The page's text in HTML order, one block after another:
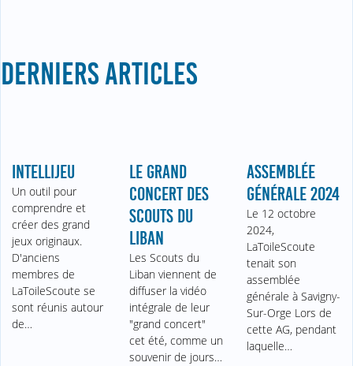
DERNIERS ARTICLES
INTELLIJEU
Un outil pour
comprendre et
créer des grand
jeux originaux.
D'anciens
membres de
LaToileScoute se
sont réunis autour
de…
LE GRAND
CONCERT DES
SCOUTS DU
LIBAN
Les Scouts du
Liban viennent de
diffuser la vidéo
intégrale de leur
"grand concert"
cet été, comme un
souvenir de jours…
ASSEMBLÉE
GÉNÉRALE 2024
Le 12 octobre
2024,
LaToileScoute
tenait son
assemblée
générale à Savigny-
Sur-Orge Lors de
cette AG, pendant
laquelle…